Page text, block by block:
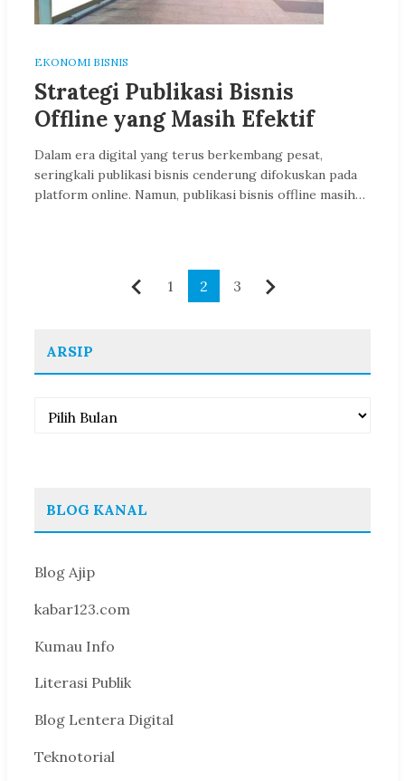
EKONOMI BISNIS
Strategi Publikasi Bisnis
Offline yang Masih Efektif
Dalam era digital yang terus berkembang pesat,
seringkali publikasi bisnis cenderung difokuskan pada
platform online. Namun, publikasi bisnis offline masih…
Sebelumnya
1 2 3
ARSIP
Arsip
BLOG KANAL
Blog Ajip
kabar123.com
Kumau Info
Literasi Publik
Blog Lentera Digital
Teknotorial